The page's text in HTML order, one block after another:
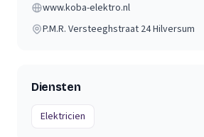
www.koba-elektro.nl
P.M.R. Versteeghstraat 24Hilversum
Diensten
Elektricien